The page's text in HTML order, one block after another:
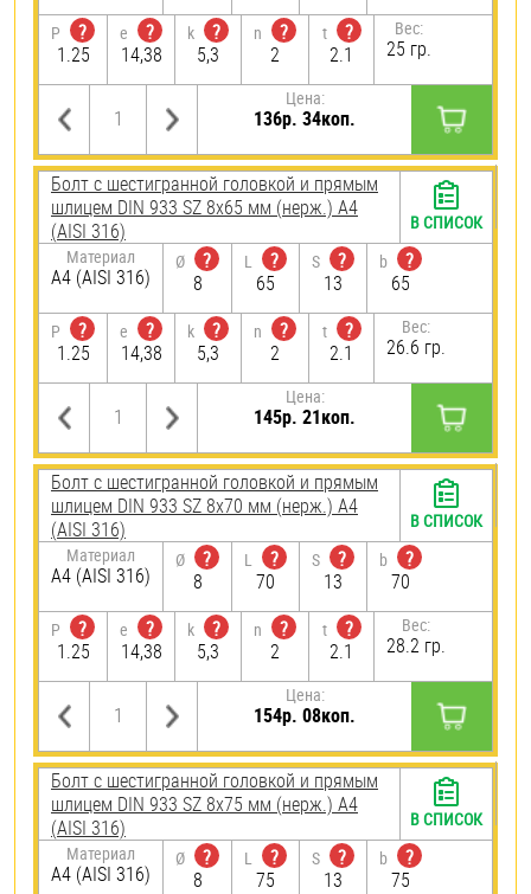
P
?
1.25
e
?
14,38
k
?
5,3
n
?
2
t
?
2.1
Вес:
25 гр.
Цена:
136р. 34коп.
Болт с шестигранной головкой и прямым
шлицем DIN 933 SZ 8х65 мм (нерж.) A4
(AISI 316)
Материал
A4 (AISI 316)
Ø
?
8
L
?
65
S
?
13
b
?
65
P
?
1.25
e
?
14,38
k
?
5,3
n
?
2
t
?
2.1
Вес:
26.6 гр.
Цена:
145р. 21коп.
В СПИСОК
Болт с шестигранной головкой и прямым
шлицем DIN 933 SZ 8х70 мм (нерж.) A4
(AISI 316)
Материал
A4 (AISI 316)
Ø
?
8
L
?
70
S
?
13
b
?
70
P
?
1.25
e
?
14,38
k
?
5,3
n
?
2
t
?
2.1
Вес:
28.2 гр.
Цена:
154р. 08коп.
В СПИСОК
Болт с шестигранной головкой и прямым
шлицем DIN 933 SZ 8х75 мм (нерж.) A4
(AISI 316)
Материал
A4 (AISI 316)
Ø
?
8
L
?
75
S
?
13
b
?
75
В СПИСОК